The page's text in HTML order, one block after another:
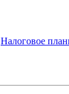
Налоговое